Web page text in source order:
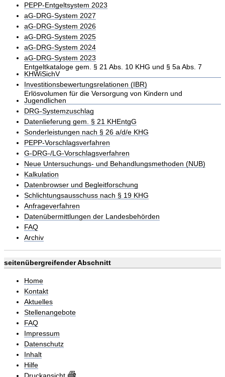
PEPP-Entgeltsystem 2023
aG-DRG-System 2027
aG-DRG-System 2026
aG-DRG-System 2025
aG-DRG-System 2024
aG-DRG-System 2023
Entgeltkataloge gem. § 21 Abs. 10 KHG und § 5a Abs. 7
KHWiSichV
Investitionsbewertungsrelationen (IBR)
Erlösvolumen für die Versorgung von Kindern und
Jugendlichen
DRG-Systemzuschlag
Datenlieferung gem. § 21 KHEntgG
Sonderleistungen nach § 26 a/d/e KHG
PEPP-Vorschlagsverfahren
G-DRG-/LG-Vorschlagsverfahren
Neue Untersuchungs- und Behandlungsmethoden (NUB)
Kalkulation
Datenbrowser und Begleitforschung
Schlichtungsausschuss nach § 19 KHG
Anfrageverfahren
Datenübermittlungen der Landesbehörden
FAQ
Archiv
seitenübergreifender Abschnitt
Home
Kontakt
Aktuelles
Stellenangebote
FAQ
Impressum
Datenschutz
Inhalt
Hilfe